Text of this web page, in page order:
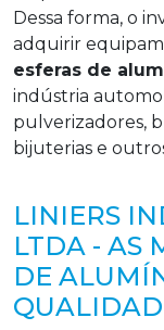
Dessa forma, o
adquirir
esferas de
indústria
pulverizadores,
bijuterias e
LINIERS
LTDA - AS
DE